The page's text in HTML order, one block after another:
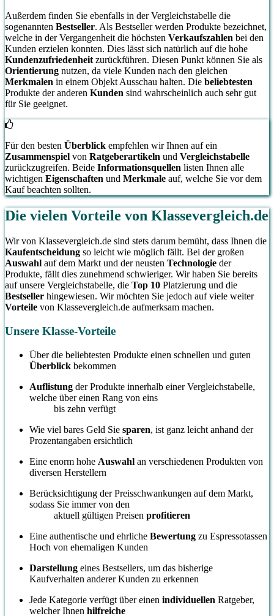
Außerdem finden Sie ebenfalls in der Vergleichstabelle die
sogenannten Bestseller. Als Bestseller werden Produkte bezeichnet,
welche in der Vergangenheit die höchsten Verkaufszahlen bei den
Kunden erzielen konnten. Dies lässt sich natürlich auf die hohe
Kundenzufriedenheit zurückführen. Diesen Punkt können Sie als
Orientierung nutzen, da viele Kunden nach den gleichen
Merkmalen in einem Objekt Ausschau halten. Die beliebtesten
Produkte der anderen Kunden sind wahrscheinlich auch sehr gut
für Sie geeignet.
Für den besten Überblick empfehlen wir Ihnen auf ein
Zusammenspiel von Ratgeberartikeln und Vergleichstabelle
zurückzugreifen. Beide Informationsquellen listen Ihnen alle
wichtigen Eigenschaften und Merkmale auf, welche Sie vor dem
Kauf beachten sollten.
Die vielen Vorteile von Klassevergleich.de
Wir von Klassevergleich.de sind stets darum bemüht, dass Ihnen die
Kaufentscheidung so leicht wie möglich fällt. Bei der großen
Auswahl auf dem Markt und der neusten Technologie der
Produkte, fällt dies zunehmend schwieriger. Wir haben Sie bereits
auf unsere Vergleichstabelle, die Top 10 Platzierung und die
Bestseller hingewiesen. Wir möchten Sie jedoch auf viele weiter
Vorteile von Klassevergleich.de aufmerksam machen.
Unsere Klasse-Vorteile
Über die beliebtesten Produkte einen schnellen und guten
Überblick bekommen
Auflistung der Produkte innerhalb einer Vergleichstabelle,
welche über einen Rang von eins
bis zehn verfügt
Wie viel bares Geld Sie sparen, ist ganz leicht anhand der
Prozentangaben ersichtlich
Eine enorm hohe Auswahl an verschiedenen Produkten von
diversen Herstellern
Berücksichtigung der Preisschwankungen auf dem Markt,
sodass Sie immer von den
aktuell gültigen Preisen profitieren
Eine authentische und ehrliche Bewertung zu Espressotassen
Hoch von ehemaligen Kunden
Darstellung eines Bestsellers, um das bisherige
Kaufverhalten anderer Kunden zu erkennen
Jede Kategorie verfügt über einen individuellen Ratgeber,
welcher Ihnen hilfreiche